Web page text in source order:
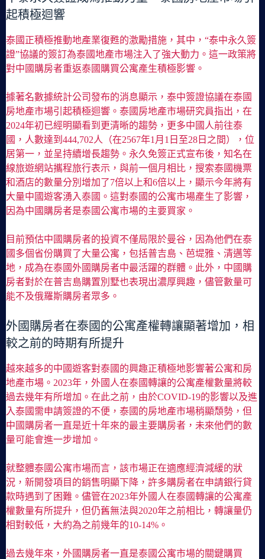
起積極迴響
泰國正積極推動地產業復甦的激勵措施，其中，“泰中永久簽
證”協議的簽訂為泰國地產市場注入了強大動力。這一政策將
對中國購房者重返泰國購買公寓產生積極影響。
據著名數據統計公司發布的消息顯示，泰中簽證協議在泰國
房地產市場引起積極迴響。泰國房地產市場研究員指出，在
2024年初已經明顯看到更清晰的趨勢，更多中國人前往泰
國，人數達到444,702人（在2567年1月1日至28日之間），位
居第一，並呈持續增長趨勢。永久免簽正式宣布後，知名在
線旅遊網站攜程旅行表示，與前一個月相比，搜索泰國機票
和酒店的數量分別增加了7倍以上和6倍以上，顯示今年將有
大量中國遊客湧入泰國。這對泰國的公寓市場產生了影響，
因為中國購房者是泰國公寓市場的主要買家。
目前預估中國購房者的投資不僅局限於曼谷，因為他們在泰
國多個省份購買了大量公寓，包括普吉島、芭堤雅、清邁等
地，成為在泰國外國購房者中最活躍的群體。此外，中國購
房者對於在普吉島購置別墅也表現出濃厚興趣，儘管數量可
能不及俄羅斯購房者眾多。
外國購房者在泰國的公寓產權轉讓顯著增加，相
較之前的時期有所提升
越來越多的中國遊客對泰國的興趣正積極地影響著公寓和房
地產市場。2023年，外國人在泰國轉讓的公寓產權數量將較
過去幾年有所增加。在此之前，由於COVID-19的影響以及進
入泰國需申請簽證的不便，泰國的房地產市場稍顯頹勢，但
中國購房者一直是近十年來的最主要購房者，未來他們的數
量可能會進一步增加。
就整體泰國公寓市場而言，該市場正在適應經濟減緩的狀
況，新開發項目的銷售明顯下降，許多購房者在申請銀行貸
款時遇到了困難。儘管在2023年外國人在泰國轉讓的公寓產
權數量有所提升，但仍舊無法與2020年之前相比，轉讓量仍
相對較低，大約為之前幾年的10-14%。
過去幾年來，外國購房者一直是泰國公寓市場的關鍵購買